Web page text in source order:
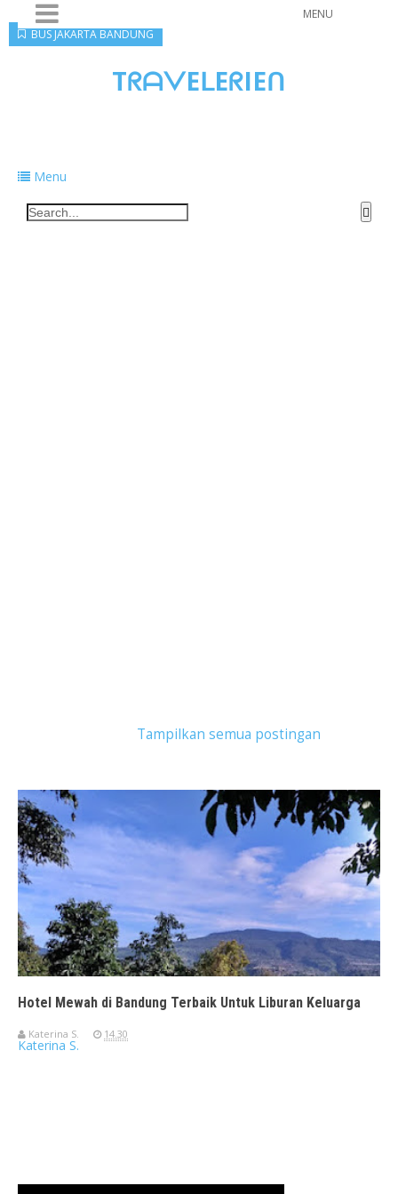
MENU
TᖇᗩᐯEᒪEᖇIEᑎ
Menu
Tampilkan semua postingan
Hotel Mewah di Bandung Terbaik Untuk Liburan Keluarga
BUS JAKARTA BANDUNG
Katerina S. 14.30
Katerina S.